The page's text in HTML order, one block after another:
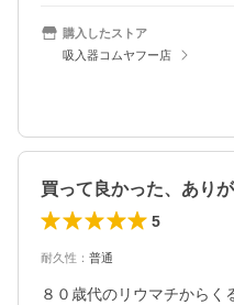
購入したストア
吸入器コムヤフー店
買って良かった、あり
5
耐久性 ： 普通
８０歳代のリウマチからく